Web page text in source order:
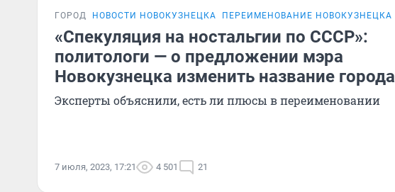
ГОРОД НОВОСТИ НОВОКУЗНЕЦКА ПЕРЕИМЕНОВАНИЕ НОВОКУЗНЕЦКА
«Спекуляция на ностальгии по СССР»:
политологи — о предложении мэра
Новокузнецка изменить название города
Эксперты объяснили, есть ли плюсы в переименовании
7 июля, 2023, 17:21 4 501 21